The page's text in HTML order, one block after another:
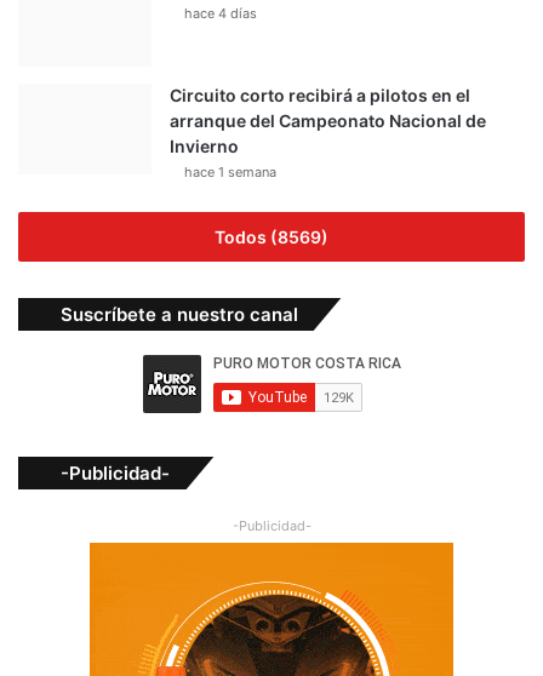
hace 4 días
Circuito corto recibirá a pilotos en el
arranque del Campeonato Nacional de
Invierno
hace 1 semana
Todos (8569)
Suscríbete a nuestro canal
-Publicidad-
-Publicidad-